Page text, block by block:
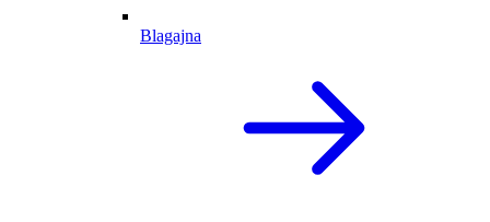
Blagajna